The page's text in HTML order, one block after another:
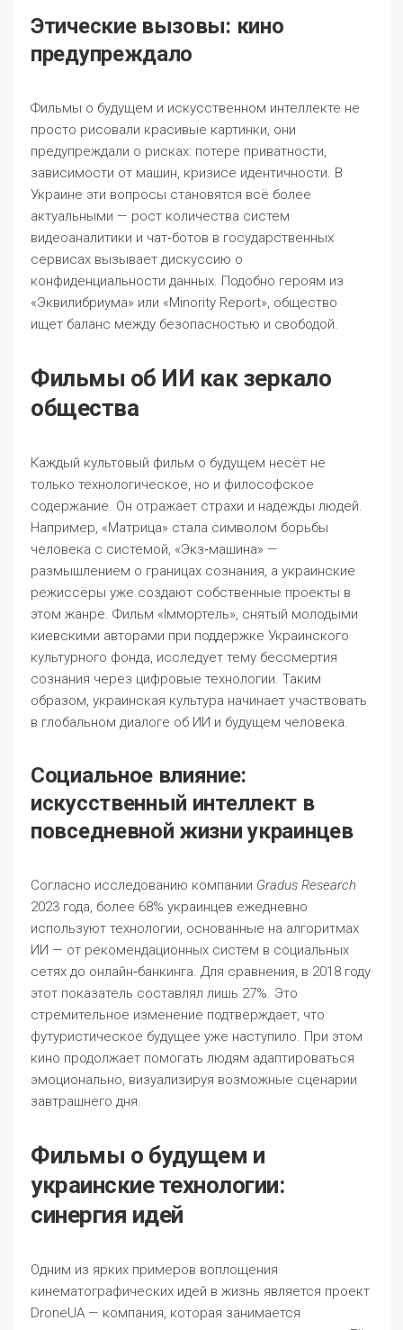
Этические вызовы: кино
предупреждало
Фильмы о будущем и искусственном интеллекте не
просто рисовали красивые картинки, они
предупреждали о рисках: потере приватности,
зависимости от машин, кризисе идентичности. В
Украине эти вопросы становятся всё более
актуальными — рост количества систем
видеоаналитики и чат‑ботов в государственных
сервисах вызывает дискуссию о
конфиденциальности данных. Подобно героям из
«Эквилибриума» или «Minority Report», общество
ищет баланс между безопасностью и свободой.
Фильмы об ИИ как зеркало
общества
Каждый культовый фильм о будущем несёт не
только технологическое, но и философское
содержание. Он отражает страхи и надежды людей.
Например, «Матрица» стала символом борьбы
человека с системой, «Экз‑машина» —
размышлением о границах сознания, а украинские
режиссёры уже создают собственные проекты в
этом жанре. Фильм «Іммортель», снятый молодыми
киевскими авторами при поддержке Украинского
культурного фонда, исследует тему бессмертия
сознания через цифровые технологии. Таким
образом, украинская культура начинает участвовать
в глобальном диалоге об ИИ и будущем человека.
Социальное влияние:
искусственный интеллект в
повседневной жизни украинцев
Согласно исследованию компании Gradus Research
2023 года, более 68% украинцев ежедневно
используют технологии, основанные на алгоритмах
ИИ — от рекомендационных систем в социальных
сетях до онлайн‑банкинга. Для сравнения, в 2018 году
этот показатель составлял лишь 27%. Это
стремительное изменение подтверждает, что
футуристическое будущее уже наступило. При этом
кино продолжает помогать людям адаптироваться
эмоционально, визуализируя возможные сценарии
завтрашнего дня.
Фильмы о будущем и
украинские технологии:
синергия идей
Одним из ярких примеров воплощения
кинематографических идей в жизнь является проект
DroneUA — компания, которая занимается